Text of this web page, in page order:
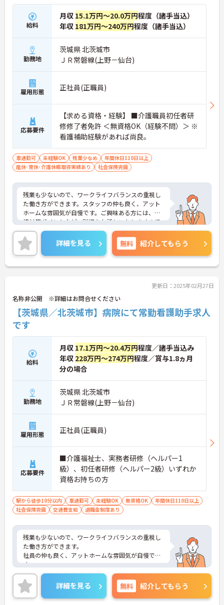
給料
月収 15.1万円～20.0万円程度（諸手当込）
年収 181万円～240万円程度（諸手当込）
勤務地
茨城県 北茨城市
ＪＲ常磐線(上野－仙台)
雇用形態 正社員(正職員)
応募要件
【求める資格・経験】 ■介護職員初任者研
修修了者免許 ＜無資格OK（経験不問）＞ ※
看護補助経験があれば尚良。
車通勤可 未経験OK 残業少なめ
年間休日110日以上
産休･育休･介護休暇取得実績あり
社会保険完備
残業も少ないので、ワークライフバランスの重視し
た働き方ができます。スタッフの仲も良く、アット
ホームな雰囲気が自慢です。ご興味ある方には、面
接対策ポイントなど、詳細をお話しいたしますので
お気軽にご相談ください。
詳細を見る 無料 紹介してもらう
更新日：2025年02月27日
名称非公開 ※詳細はお問合せください
【茨城県／北茨城市】病院にて常勤看護助手求人
です
給料
月収 17.1万円～20.4万円程度／諸手当込み
年収 228万円～274万円程度／賞与1.8ヵ月
分の場合
勤務地
茨城県 北茨城市
ＪＲ常磐線(上野－仙台)
雇用形態 正社員(正職員)
応募要件
■介護福祉士、実務者研修（ヘルパー1
級）、初任者研修（ヘルパー2級）いずれか
資格お持ちの方
駅から徒歩10分以内 車通勤可 未経験OK 無資格OK
年間休日110日以上
社会保険完備
交通費支給 退職金制度あり
残業も少ないので、ワークライフバランスの重視し
た働き方ができます。
社員の仲も良く、アットホームな雰囲気が自慢で
す。
ご興味ある方には、面接対策ポイントなど、詳細を
お話しいたしますのでお気軽にご相談ください。
詳細を見る 無料 紹介してもらう